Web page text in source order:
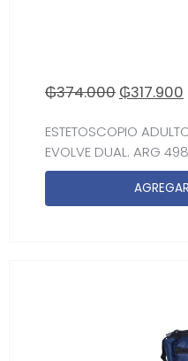
₲374.000 ₲317.900
ESTETOSCOPIO
EVOLVE DUAL. ARG